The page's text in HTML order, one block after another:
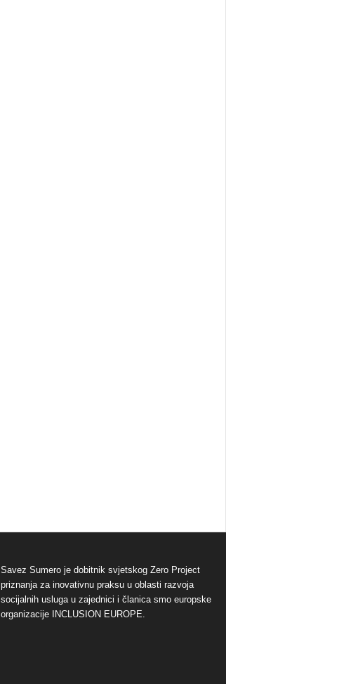
Savez Sumero je dobitnik svjetskog Zero Project
priznanja za inovativnu praksu u oblasti razvoja
socijalnih usluga u zajednici i članica smo europske
organizacije INCLUSION EUROPE.